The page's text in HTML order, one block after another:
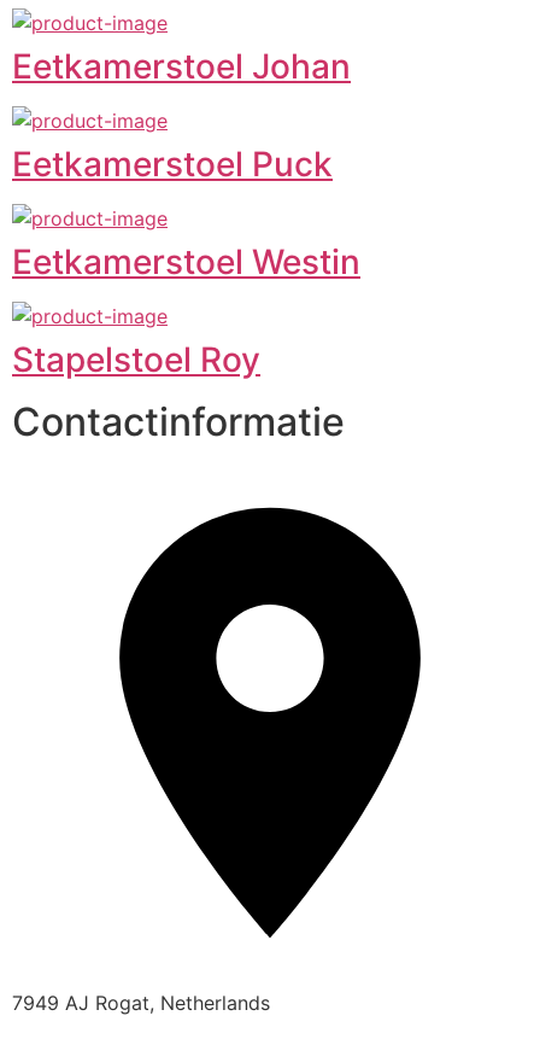
Eetkamerstoel Johan
Eetkamerstoel Puck
Eetkamerstoel Westin
Stapelstoel Roy
Contactinformatie
7949 AJ Rogat, Netherlands